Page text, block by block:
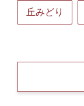
丘みどり